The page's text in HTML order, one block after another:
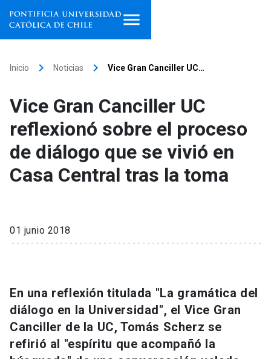
Facultades, escuelas e
institutos
Investigación
Información para keyboard_arrow_down
Futuros estudiantes
Go to english site launch
Inicio keyboard_arrow_right Noticias keyboard_arrow_right Vice Gran Canciller UC…
Vice Gran Canciller UC
reflexionó sobre el proceso
de diálogo que se vivió en
Casa Central tras la toma
01 junio 2018
En una reflexión titulada "La gramática del
diálogo en la Universidad", el Vice Gran
Canciller de la UC, Tomás Scherz se
refirió al "espíritu que acompañó la